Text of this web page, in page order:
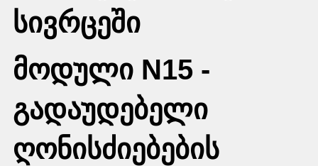
სივრცეში
მოდული N15 -
გადაუდებელი
ღონისძიებების